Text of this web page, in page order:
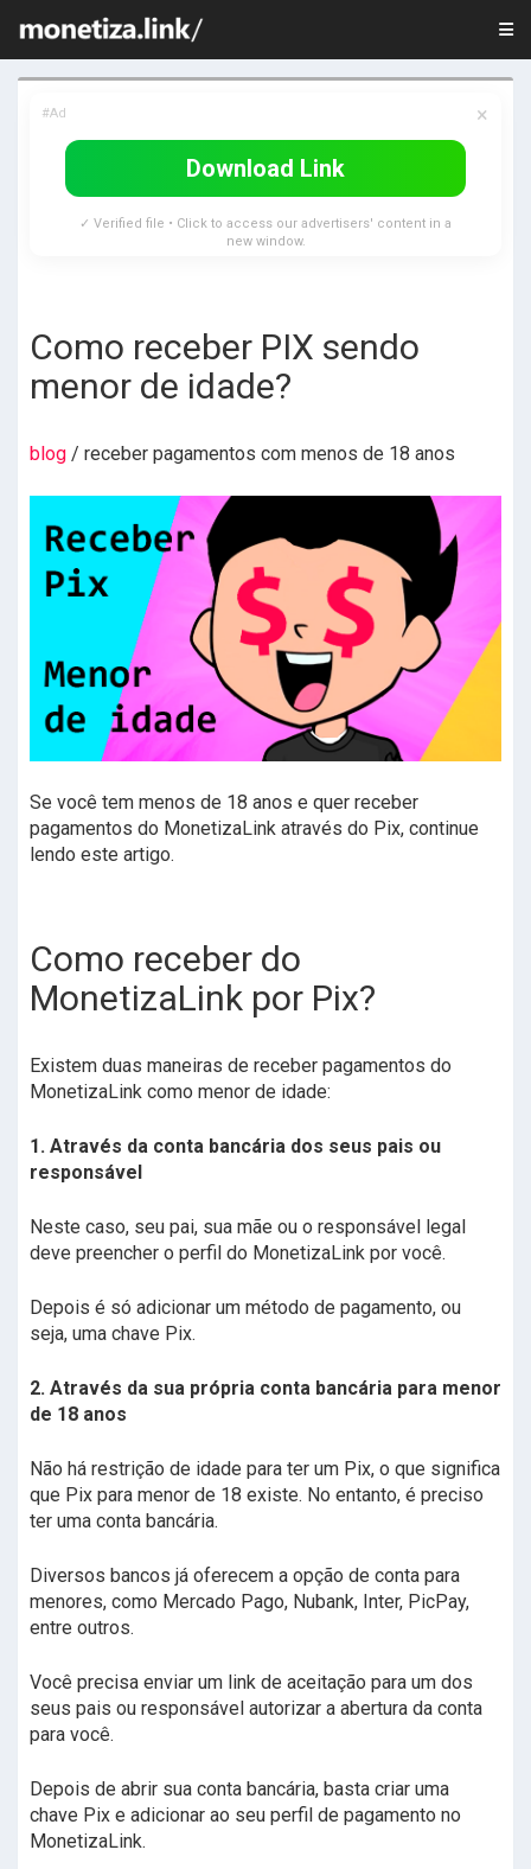
#Ad ×
Download Link
✓ Verified file • Click to access our advertisers' content in a
new window.
Como receber PIX sendo
menor de idade?
blog / receber pagamentos com menos de 18 anos
Se você tem menos de 18 anos e quer receber
pagamentos do MonetizaLink através do Pix, continue
lendo este artigo.
Como receber do
MonetizaLink por Pix?
Existem duas maneiras de receber pagamentos do
MonetizaLink como menor de idade:
1. Através da conta bancária dos seus pais ou
responsável
Neste caso, seu pai, sua mãe ou o responsável legal
deve preencher o perfil do MonetizaLink por você.
Depois é só adicionar um método de pagamento, ou
seja, uma chave Pix.
2. Através da sua própria conta bancária para menor
de 18 anos
Não há restrição de idade para ter um Pix, o que significa
que Pix para menor de 18 existe. No entanto, é preciso
ter uma conta bancária.
Diversos bancos já oferecem a opção de conta para
menores, como Mercado Pago, Nubank, Inter, PicPay,
entre outros.
Você precisa enviar um link de aceitação para um dos
seus pais ou responsável autorizar a abertura da conta
para você.
Depois de abrir sua conta bancária, basta criar uma
chave Pix e adicionar ao seu perfil de pagamento no
MonetizaLink.